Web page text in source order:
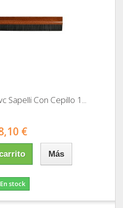
Sapelli Con Cepillo 1...
€
Más
En stock